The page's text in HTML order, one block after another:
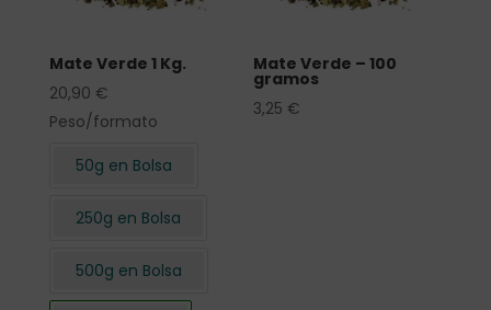
Mate Verde 1 Kg.
20,90 €
Peso/formato
50g en Bolsa
250g en Bolsa
500g en Bolsa
Mate Verde – 100
gramos
3,25 €